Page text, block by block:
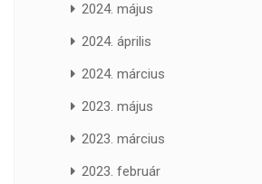
2024. május
2024. április
2024. március
2023. május
2023. március
2023. február